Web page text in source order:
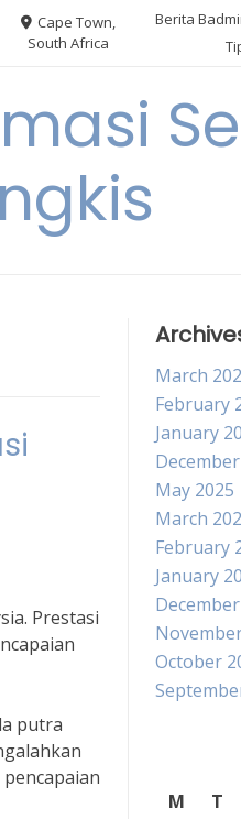
Cape Town,
South Africa
Berita
Prestasi
putra
March
February
January
May 2025
March
February
January
October
M
T